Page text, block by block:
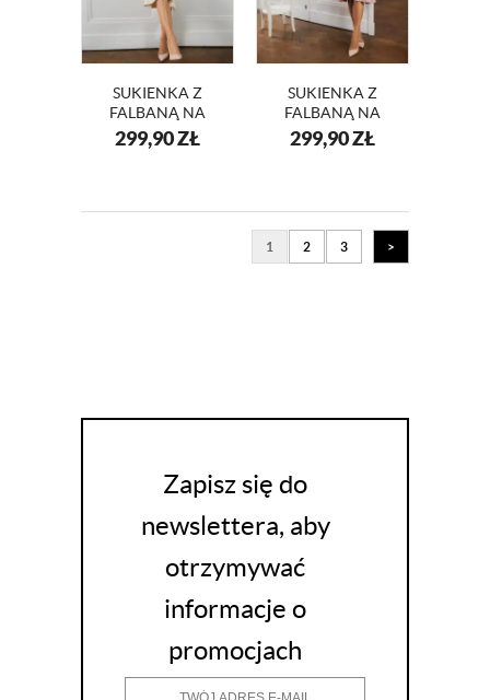
SUKIENKA Z
FALBANĄ NA
WESELE DIANA
KM340-3
299,90ZŁ
SUKIENKA Z
FALBANĄ NA
WESELE DIANA
KM340-4
299,90ZŁ
1 2 3 >
Zapisz się do
newslettera, aby
otrzymywać
informacje o
promocjach